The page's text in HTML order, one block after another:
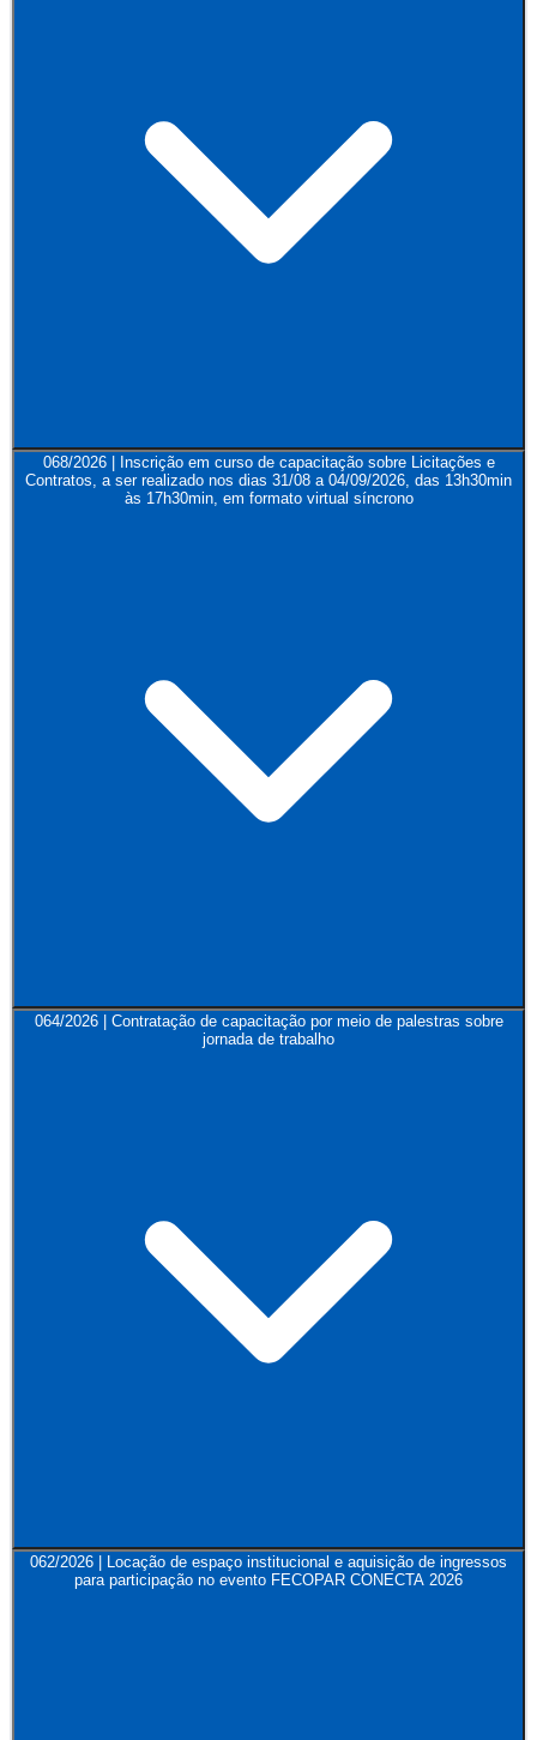
068/2026 | Inscrição em curso de capacitação sobre Licitações e
Contratos, a ser realizado nos dias 31/08 a 04/09/2026, das 13h30min
às 17h30min, em formato virtual síncrono
064/2026 | Contratação de capacitação por meio de palestras sobre
jornada de trabalho
062/2026 | Locação de espaço institucional e aquisição de ingressos
para participação no evento FECOPAR CONECTA 2026